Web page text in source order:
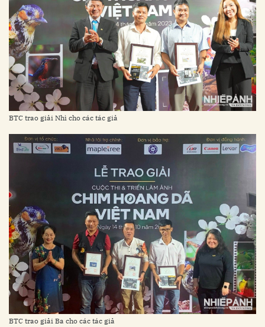
BTC trao giải Nhì cho các tác giả
BTC trao giải Ba cho các tác giả